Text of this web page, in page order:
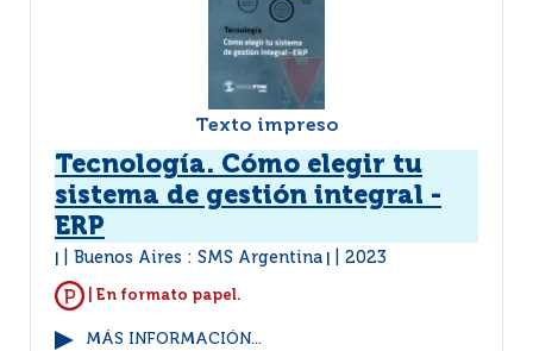
Texto impreso
Tecnología. Cómo elegir tu
sistema de gestión integral -
ERP
Buenos Aires : SMS Argentina 2023
| En formato papel.
MÁS INFORMACIÓN...